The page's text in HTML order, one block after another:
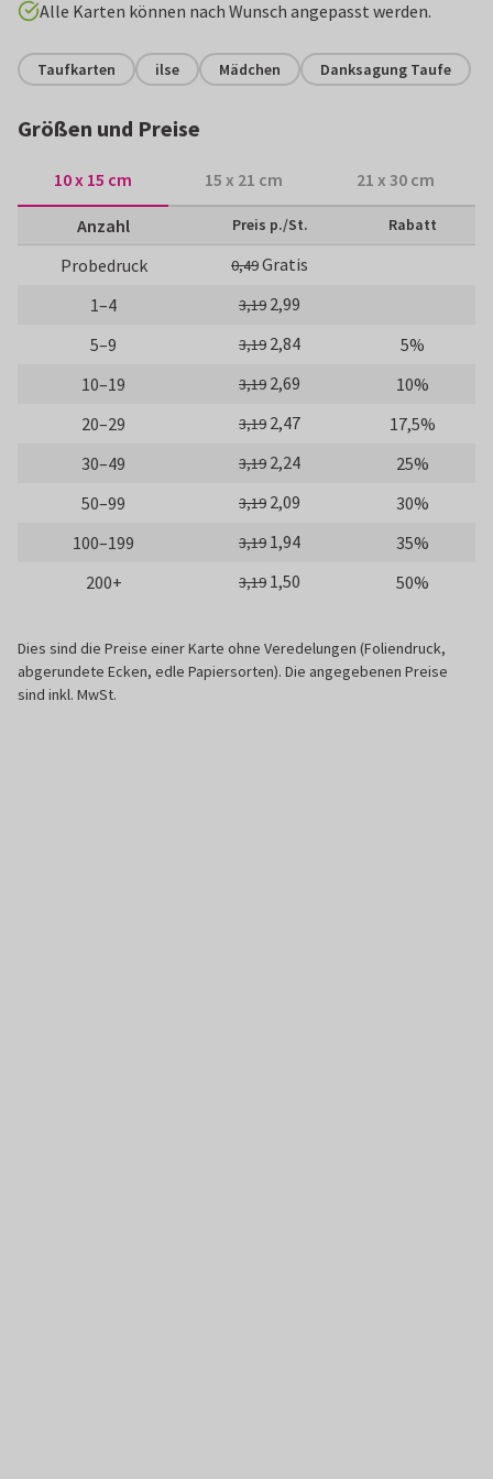
Alle Karten können nach Wunsch angepasst werden.
Taufkarten ilse Mädchen Danksagung Taufe
Größen und Preise
10 x 15 cm 15 x 21 cm 21 x 30 cm
Anzahl Preis p./St. Rabatt
Probedruck 0,49Gratis
1–4
3,19 2,99
5–9
3,19 2,84
5%
10–19
3,19 2,69
10%
20–29
3,19 2,47
17,5%
30–49
3,19 2,24
25%
50–99
3,19 2,09
30%
100–199
3,19 1,94
35%
200+
3,19 1,50 50%
Dies sind die Preise einer Karte ohne Veredelungen (Foliendruck,
abgerundete Ecken, edle Papiersorten). Die angegebenen Preise
sind inkl. MwSt.